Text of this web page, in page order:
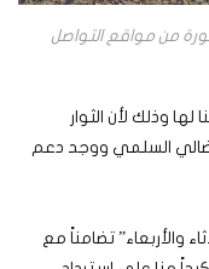
شرق العاصمة 22 مارس 2022 الصورة من مواقع التواصل
وذلك لأن الثوار
السلمي ووجد دعم
والأربعاء” تضامناً مع